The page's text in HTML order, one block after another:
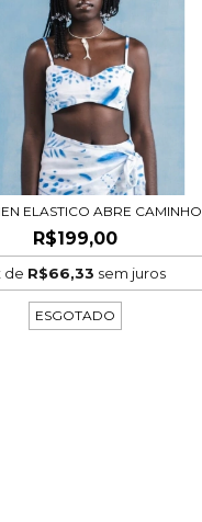
ELASTICO ABRE CAMINHO
R$199,00
de R$66,33 sem juros
ESGOTADO